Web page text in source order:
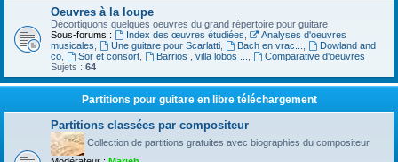
Oeuvres à la loupe
Décortiquons quelques oeuvres du grand répertoire pour guitare
Sous-forums :
Index des œuvres étudiées
Analyses d'oeuvres
musicales
Une guitare pour Scarlatti, Bach en vrac...
Dowland and
co
Sor et consort, Barrios , villa lobos ...
Comparative d'oeuvres
Sujets : 64
Partitions pour guitare en libre téléchargement
Partitions classées par compositeur
Collection de partitions gratuites avec biographies du compositeur